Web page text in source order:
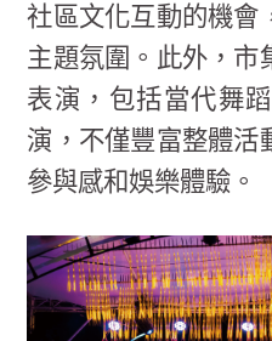
社區文化互動的機會
主題氛圍。此外，市
表演，包括當代舞
演，不僅豐富整體活
參與感和娛樂體驗。